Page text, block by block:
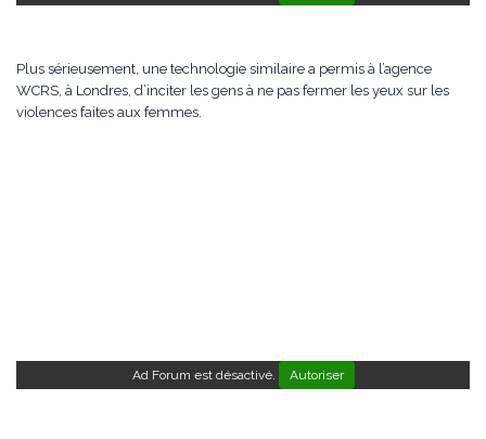
Plus sérieusement, une technologie similaire a permis à l’agence
WCRS, à Londres, d’inciter les gens à ne pas fermer les yeux sur les
violences faites aux femmes.
Ad Forum est désactivé. Autoriser